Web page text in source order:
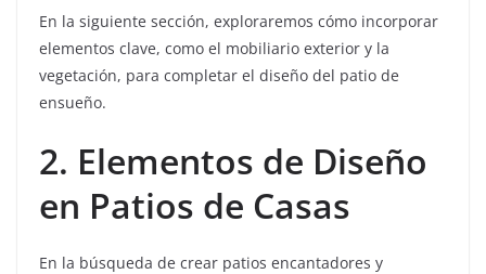
En la siguiente sección, exploraremos cómo incorporar
elementos clave, como el mobiliario exterior y la
vegetación, para completar el diseño del patio de
ensueño.
2. Elementos de Diseño
en Patios de Casas
En la búsqueda de crear patios encantadores y